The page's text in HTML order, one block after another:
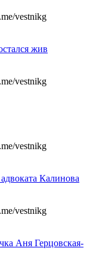
vestnikg
жив
vestnikg
vestnikg
Калинова
vestnikg
Аня Герцовская-